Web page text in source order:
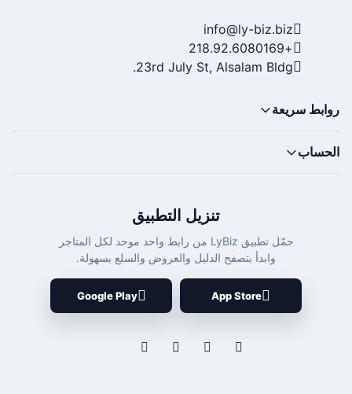
info@ly-biz.biz
+218.92.6080169
23rd July St, Alsalam Bldg.
روابط سريعة
الحساب
تنزيل التطبيق
حمّل تطبيق LyBiz من رابط واحد موحد لكل المتاجر
وابدأ بتصفح الدليل والعروض والسلع بسهولة.
App Store
Google Play